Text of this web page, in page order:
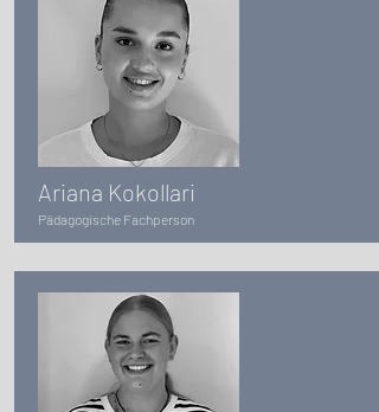
Ariana Kokollari
Pädagogische Fachperson